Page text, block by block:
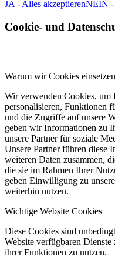
JA - Alles akzeptierenNEIN -
Cookie- und
Warum wir Cookies einsetzen
Wir verwenden Cookies, um
personalisieren, Funktionen
und die Zugriffe auf unsere
geben wir Informationen zu
unsere Partner für soziale
Unsere Partner führen diese
weiteren Daten zusammen,
die sie im Rahmen Ihrer
geben Einwilligung zu
weiterhin nutzen.
Wichtige Website Cookies
Diese Cookies sind
Website verfügbaren
ihrer Funktionen zu nutzen.